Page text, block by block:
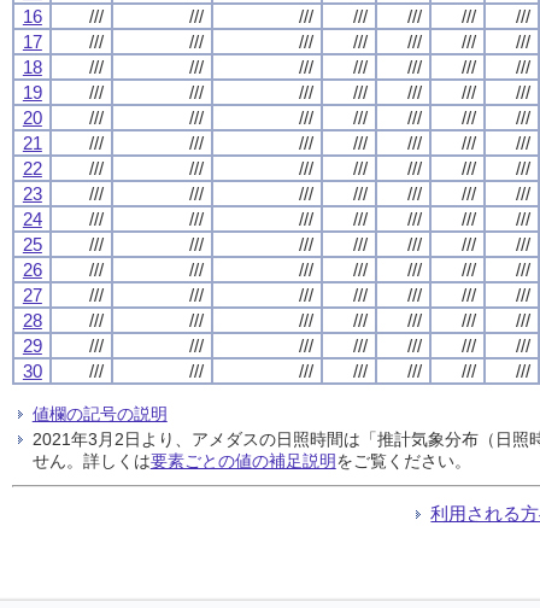
16
/// /// /// /// /// ///
///
17
/// /// /// /// /// ///
///
18
/// /// /// /// /// ///
///
19
/// /// /// /// /// ///
///
20
/// /// /// /// /// ///
///
21
/// /// /// /// /// ///
///
22
/// /// /// /// /// ///
///
23
/// /// /// /// /// ///
///
24
/// /// /// /// /// ///
///
25
/// /// /// /// /// ///
///
26
/// /// /// /// /// ///
///
27
/// /// /// /// /// ///
///
28
/// /// /// /// /// ///
///
29
/// /// /// /// /// ///
///
30
/// /// /// /// /// /// ///
値欄の記号の説明
2021年3月2日より、アメダスの日照時間は「推計気象分布（日
せん。詳しくは要素ごとの値の補足説明をご覧ください。
利用される